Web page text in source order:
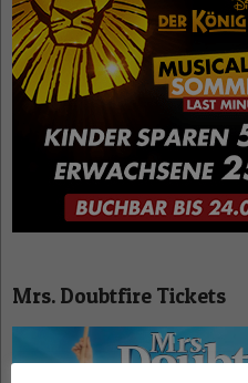
Mrs. Doubtfire Tickets